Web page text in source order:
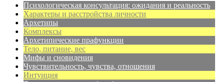
Психологическая консультация: ожидания и реальность
Характеры и расстройства личности
Архетипы
Комплексы
Архетипические прафункции
Тело, питание, вес
Мифы и сновидения
Чувствительность, чувства, отношения
Интуиция